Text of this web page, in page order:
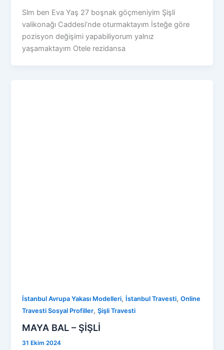
Slm ben Eva Yaş 27 boşnak göçmeniyim Şişli
valikonağı Caddesi’nde oturmaktayım İsteğe göre
pozisyon değişimi yapabiliyorum yalnız
yaşamaktayım Otele rezidansa
İstanbul Avrupa Yakası Modelleri, İstanbul Travesti,Online
Travesti Sosyal Profiller,Şişli Travesti
MAYA BAL – ŞİŞLİ
31 Ekim 2024